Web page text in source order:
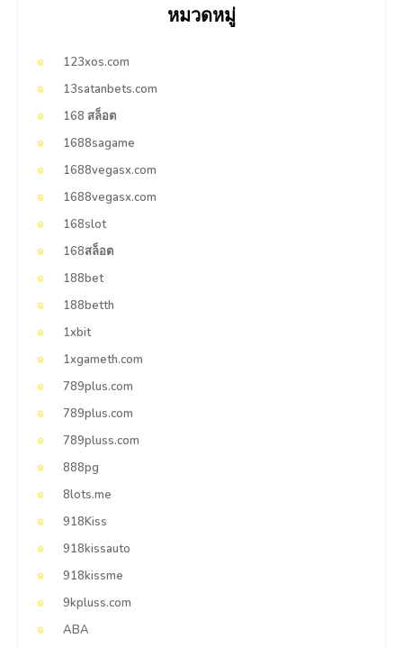
หมวดหมู่
123xos.com
13satanbets.com
168 สล็อต
1688sagame
1688vegasx.com
1688vegasx.com
168slot
168สล็อต
188bet
188betth
1xbit
1xgameth.com
789plus.com
789plus.com
789pluss.com
888pg
8lots.me
918Kiss
918kissauto
918kissme
9kpluss.com
ABA